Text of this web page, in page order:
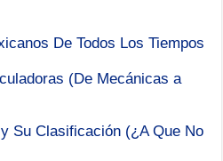
De Todos Los Tiempos
(De Mecánicas a
Su Clasificación (¿A Que No